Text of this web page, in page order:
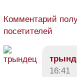
Комментарий
посетителей
16:41